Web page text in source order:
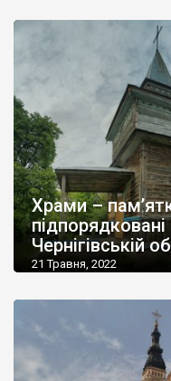
Храми –
Чернігівській
21 Травня, 2022